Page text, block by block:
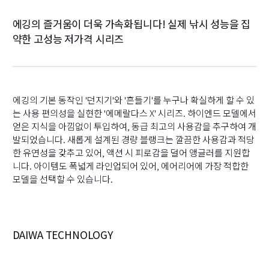
에깅의 즐거움이 더욱 가속화됩니다! 실제 낚시 성능을 집
약한 고성능 저가격 시리즈
에깅의 기본 동작인 '던지기'와 '흔들기'를 누구나 확실하게 할 수 있
는 사용 편의성을 실현한 '에메랄다스 X' 시리즈. 하이엔드 모델에서
얻은 지식을 아낌없이 투입하여, 동급 최고의 사용감을 추구하여 개
발되었습니다. 새롭게 설계된 경량 블랭크는 깔끔한 사용감과 적당
한 유연성을 갖추고 있어, 액션 시 피로감을 덜어 앵글러를 지원합
니다. 아이템도 폭넓게 라인업되어 있어, 에어리어에 가장 적합한
모델을 선택할 수 있습니다.
DAIWA TECHNOLOGY